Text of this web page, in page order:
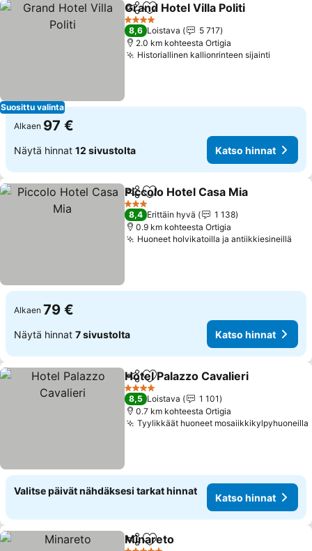
Suosittu valinta
Jaa Lisää suosikkeihin
Grand Hotel Villa Politi
4 Tähtiluokitus
8,6 Loistava
5 717
2.0 km kohteesta Ortigia
Historiallinen kallionrinteen sijainti
Alkaen 97 €
Näytä hinnat 12 sivustolta Katso hinnat
Jaa Lisää suosikkeihin
Piccolo Hotel Casa Mia
3 Tähtiluokitus
8,4 Erittäin hyvä
1 138
0.9 km kohteesta Ortigia
Huoneet holvikatoilla ja antiikkiesineillä
Alkaen 79 €
Näytä hinnat 7 sivustolta Katso hinnat
Jaa Lisää suosikkeihin
Hotel Palazzo Cavalieri
4 Tähtiluokitus
8,5 Loistava
1 101
0.7 km kohteesta Ortigia
Tyylikkäät huoneet mosaiikkikylpyhuoneilla
Valitse päivät nähdäksesi tarkat hinnat
Katso hinnat
Jaa Lisää suosikkeihin
Minareto